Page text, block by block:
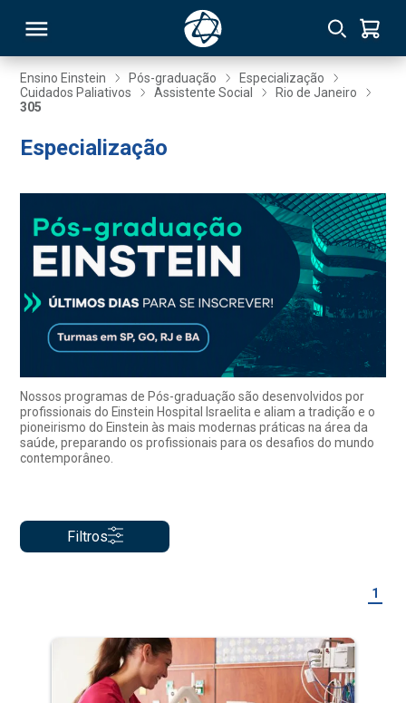
Ensino Einstein Pós-graduação
Especialização
Cuidados Paliativos
Assistente Social
Rio de Janeiro
305
Especialização
Nossos programas de Pós-graduação são desenvolvidos por
profissionais do Einstein Hospital Israelita e aliam a tradição e o
pioneirismo do Einstein às mais modernas práticas na área da
saúde, preparando os profissionais para os desafios do mundo
contemporâneo.
Filtros
1